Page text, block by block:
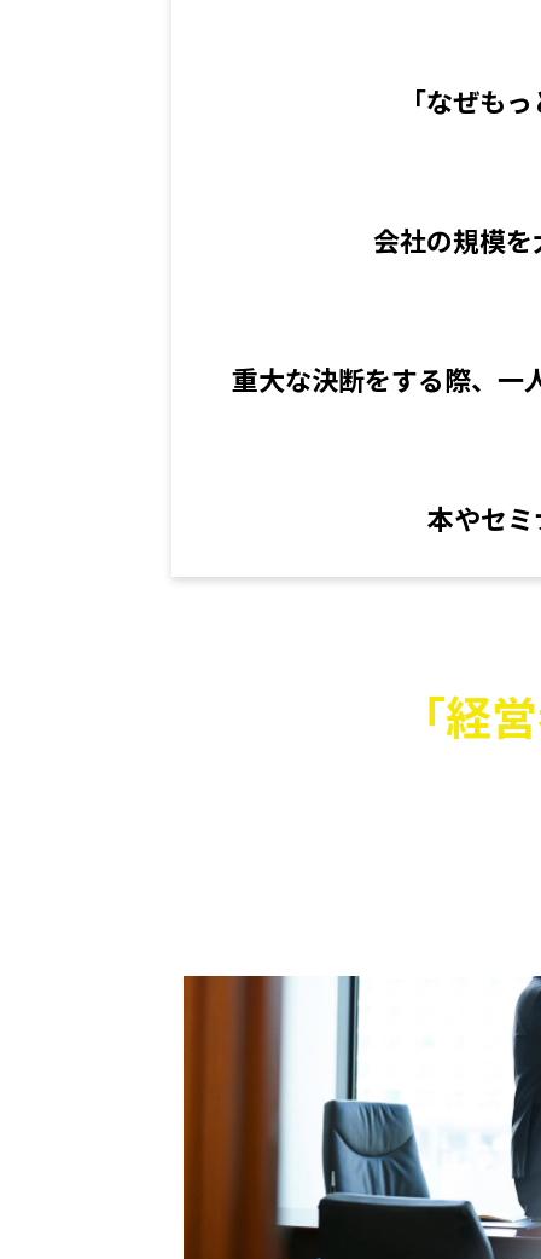
「なぜも
会社の規模
重大な決断をする際、一
本やセ
「経